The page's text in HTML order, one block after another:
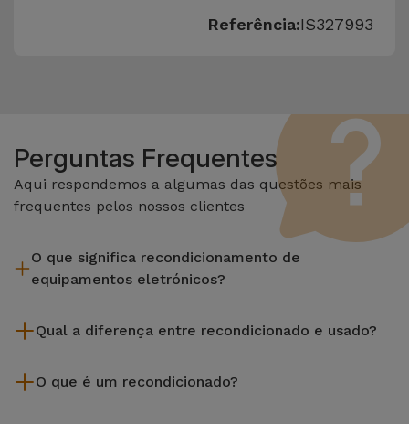
Referência:IS327993
Perguntas Frequentes
Aqui respondemos a algumas das questões mais
frequentes pelos nossos clientes
O que significa recondicionamento de
equipamentos eletrónicos?
limpeza sem esquecer a reparação de algum componente
recondicionados da Services passam por vários e rigorosos
Qual a diferença entre recondicionado e usado?
e preparados por técnicos especializados para assegurar o
O que é um recondicionado?